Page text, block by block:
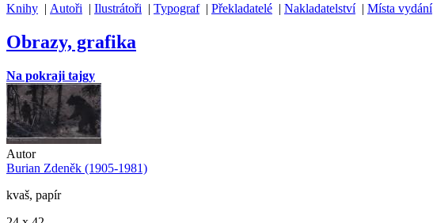
Knihy | Autoři | Ilustrátoři | Typograf| Překladatelé | Nakladatelství| Místa vydání
Obrazy, grafika
Na pokraji tajgy
Autor
Burian Zdeněk (1905-1981)
kvaš, papír